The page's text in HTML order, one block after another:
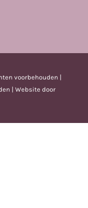
voorbehouden |
| Website door